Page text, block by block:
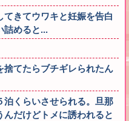
きてウワキと妊娠を告白
詰めると...
捨てたらブチギレられたん
泊くらいさせられる。旦那
だけどトメに誘われると